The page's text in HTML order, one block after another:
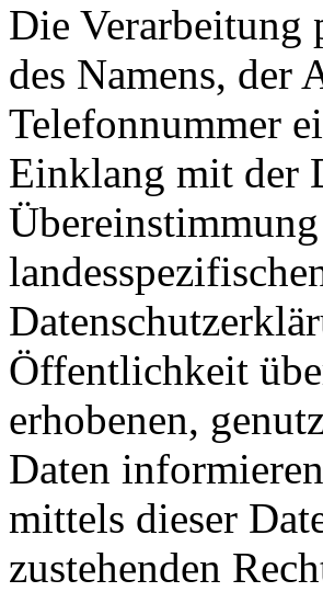
Die Verarbeitung
des Namens, der
Telefonnummer
Einklang mit der
Öffentlichkeit
erhobenen,
Daten
mittels dieser
zustehenden